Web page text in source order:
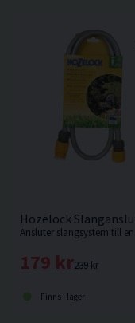
Hozelock
239 kr
179 kr
Finns i lager